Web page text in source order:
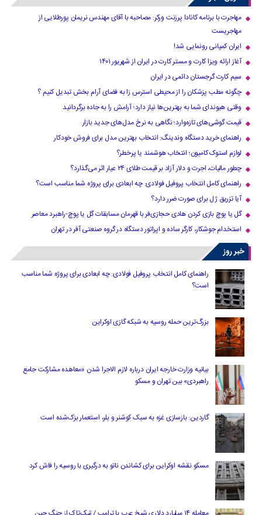
مهاجرت با برنامه کانادا پرزنت ورکر: مصاحبه با آقای مهندس نریمان پورطلایی از
مهاجریست
ایران کمپانی رونمایی شد!
آغاز ارائه ویزا کارت و مستر کارت در ایران از شهریور ۱۴۰۱
سیم کارت گرجستان دائمی در ایران
چگونه مطب پزشکان را از محیطی استرس زا به فضای آرام بخش تبدیل کنیم ؟
وقتی هیوندای شما به بهترین‌ها نیاز دارد؛ آرامش را به جاده برگردانید
قیمت گوشی‌های تازه‌وارد؛ نگاهی به نرخ مدل‌های جدید بازار
راهنمای خرید دستگاه وندینگ: انتخاب بهترین مدل برای فروش خودکار
لوازم استوک کامیون؛ انتخاب هوشمند یا پرخطر؟
چطور مالیات، اجرت و دلار آزاد بر قیمت طلای ۲۴ عیار اثر می‌گذارد؟
راهنمای کامل انتخاب پروفیل فولادی: چه ابعادی برای پروژه شما مناسب است؟
آیا تزریق ژل برای صورت ضرر دارد​؟
گل یا پوچ بازی کردن هادی حجازی‌فر با قهرمان مسابقات گل یا پوچ-راهبرد معاصر
استخدام جوشکار، کارگر ساده و اپراتور دستگاه در گروه صنعتی آفر در تهران
خبر روز
راهنمای کامل انتخاب پروفیل فولادی: چه ابعادی برای پروژه شما مناسب
است؟
بزرگ‌ترین حمله روسیه به شبکه گازی اوکراین
بیانیه وزارت خارجه ایران درباره لازم‌ الاجرا شدن «معاهده مشارکت جامع
راهبردی» بین تهران و مسکو
گاردین: بازسازی غزه به سبک کوشنر و بلر، استعمار بزک‌شده است
مسکو نقشه اوکراین برای کشاندن ناتو به درگیری با روسیه را فاش کرد